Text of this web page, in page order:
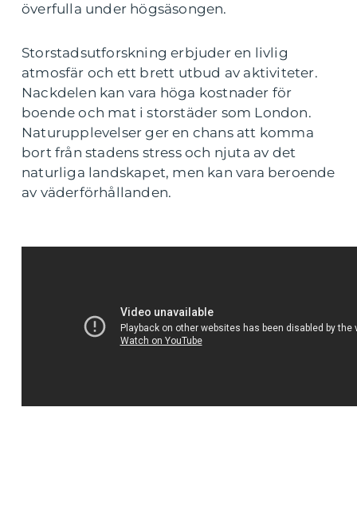
överfulla under högsäsongen.
Storstadsutforskning erbjuder en livlig
atmosfär och ett brett utbud av aktiviteter.
Nackdelen kan vara höga kostnader för
boende och mat i storstäder som London.
Naturupplevelser ger en chans att komma
bort från stadens stress och njuta av det
naturliga landskapet, men kan vara beroende
av väderförhållanden.